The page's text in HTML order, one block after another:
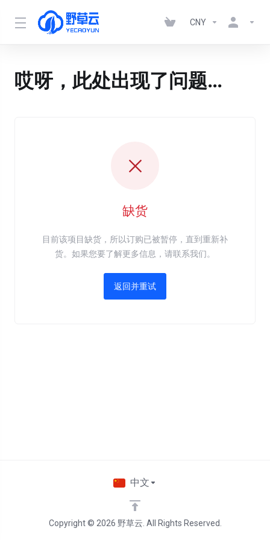
CNY
哎呀，此处出现了问题…
缺货
目前该项目缺货，所以订购已被暂停，直到重新补
货。如果您要了解更多信息，请联系我们。
返回并重试
Copyright © 2026 野草云. All Rights Reserved.
中文